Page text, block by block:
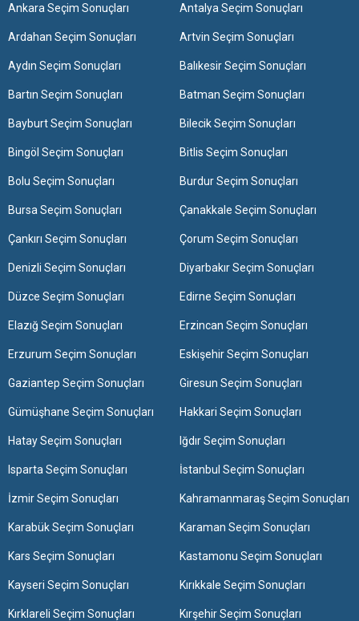
Ankara Seçim Sonuçları Antalya Seçim Sonuçları
Ardahan Seçim Sonuçları Artvin Seçim Sonuçları
Aydın Seçim Sonuçları Balıkesir Seçim Sonuçları
Bartın Seçim Sonuçları Batman Seçim Sonuçları
Bayburt Seçim Sonuçları Bilecik Seçim Sonuçları
Bingöl Seçim Sonuçları Bitlis Seçim Sonuçları
Bolu Seçim Sonuçları Burdur Seçim Sonuçları
Bursa Seçim Sonuçları Çanakkale Seçim Sonuçları
Çankırı Seçim Sonuçları Çorum Seçim Sonuçları
Denizli Seçim Sonuçları Diyarbakır Seçim Sonuçları
Düzce Seçim Sonuçları Edirne Seçim Sonuçları
Elazığ Seçim Sonuçları Erzincan Seçim Sonuçları
Erzurum Seçim Sonuçları Eskişehir Seçim Sonuçları
Gaziantep Seçim Sonuçları Giresun Seçim Sonuçları
Gümüşhane Seçim Sonuçları Hakkari Seçim Sonuçları
Hatay Seçim Sonuçları Iğdır Seçim Sonuçları
Isparta Seçim Sonuçları İstanbul Seçim Sonuçları
İzmir Seçim Sonuçları Kahramanmaraş Seçim Sonuçları
Karabük Seçim Sonuçları Karaman Seçim Sonuçları
Kars Seçim Sonuçları Kastamonu Seçim Sonuçları
Kayseri Seçim Sonuçları Kırıkkale Seçim Sonuçları
Kırklareli Seçim Sonuçları Kırşehir Seçim Sonuçları